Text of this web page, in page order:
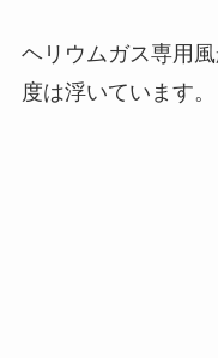
ヘリウムガス専用
度は浮いています。